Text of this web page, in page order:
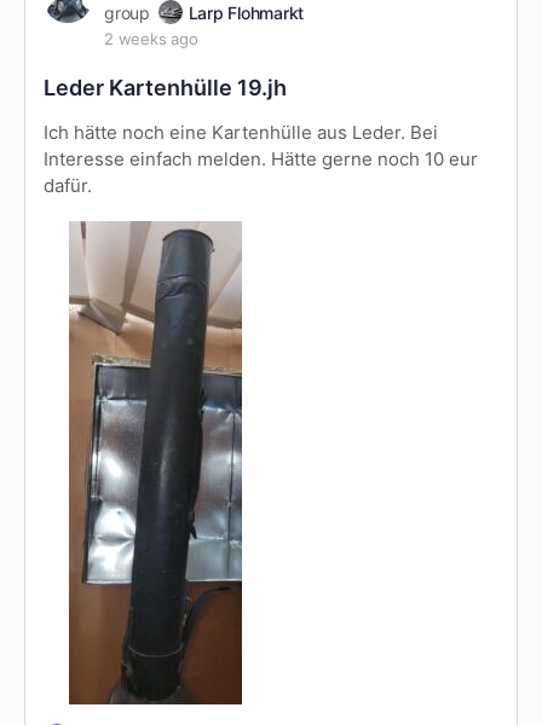
group
Larp Flohmarkt
2 weeks ago
Leder Kartenhülle 19.jh
Ich hätte noch eine Kartenhülle aus Leder. Bei
Interesse einfach melden. Hätte gerne noch 10 eur
dafür.